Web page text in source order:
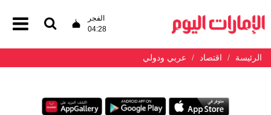
الفجر
04:28
الرئيسة اقتصاد عربي ودولي